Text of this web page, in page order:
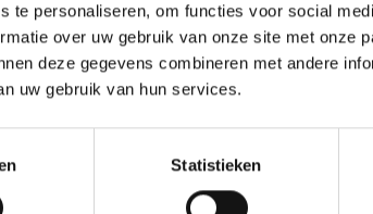
te personaliseren, om functies voor social
over uw gebruik van onze site met onze
deze gegevens combineren met andere
uw gebruik van hun services.
Statistieken
op basis van 0 beoordelingen
BEOORDELING TOEVOEGEN